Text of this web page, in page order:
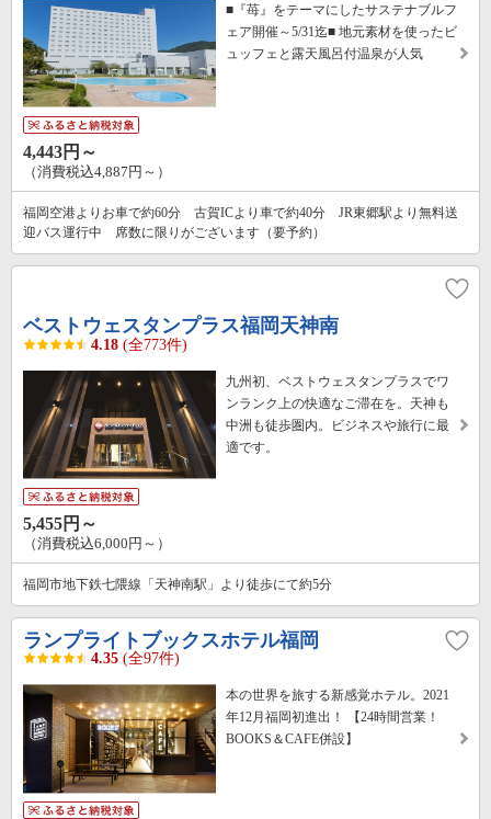
■『苺』をテーマにしたサステナブルフ
ェア開催～5/31迄■ 地元素材を使ったビ
ュッフェと露天風呂付温泉が人気
4,443円～
（消費税込4,887円～）
福岡空港よりお車で約60分 古賀ICより車で約40分 JR東郷駅より無料送
迎バス運行中 席数に限りがございます（要予約）
ベストウェスタンプラス福岡天神南
4.18 (全773件)
九州初、ベストウェスタンプラスでワ
ンランク上の快適なご滞在を。天神も
中洲も徒歩圏内。ビジネスや旅行に最
適です。
5,455円～
（消費税込6,000円～）
福岡市地下鉄七隈線「天神南駅」より徒歩にて約5分
ランプライトブックスホテル福岡
4.35 (全97件)
本の世界を旅する新感覚ホテル。2021
年12月福岡初進出！ 【24時間営業！
BOOKS＆CAFE併設】